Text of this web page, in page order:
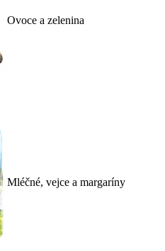
Ovoce a zelenina
Mléčné, vejce a margaríny